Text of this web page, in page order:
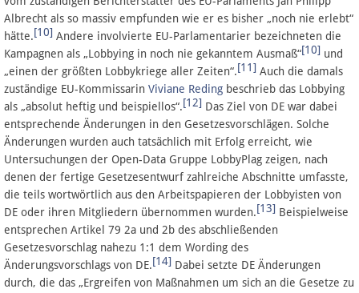
Albrecht als so massiv empfunden wie er es bisher „noch nie erlebt“
hätte.[10] Andere involvierte EU-Parlamentarier bezeichneten die
Kampagnen als „Lobbying in noch nie gekanntem Ausmaß“[10] und
„einen der größten Lobbykriege aller Zeiten“.[11] Auch die damals
zuständige EU-Kommissarin Viviane Reding beschrieb das Lobbying
als „absolut heftig und beispiellos“.[12] Das Ziel von DE war dabei
entsprechende Änderungen in den Gesetzesvorschlägen. Solche
Änderungen wurden auch tatsächlich mit Erfolg erreicht, wie
Untersuchungen der Open-Data Gruppe LobbyPlag zeigen, nach
denen der fertige Gesetzesentwurf zahlreiche Abschnitte umfasste,
die teils wortwörtlich aus den Arbeitspapieren der Lobbyisten von
DE oder ihren Mitgliedern übernommen wurden.[13] Beispielweise
entsprechen Artikel 79 2a und 2b des abschließenden
Gesetzesvorschlag nahezu 1:1 dem Wording des
Änderungsvorschlags von DE.[14] Dabei setzte DE Änderungen
durch, die das „Ergreifen von Maßnahmen um sich an die Gesetze zu